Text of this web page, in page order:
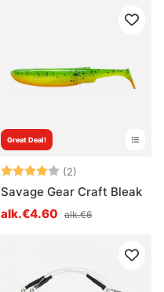
Great Deal!
Arvio: (2)
Savage Gear Craft Bleak
alk.€4.60 alk.€6